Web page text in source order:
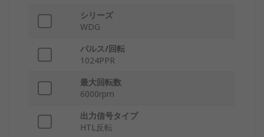
シリーズ
WDG
パルス/回転
1024PPR
最大回転数
6000rpm
出力信号タイプ
HTL反転